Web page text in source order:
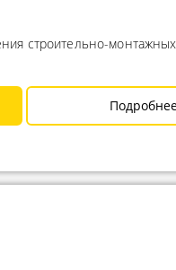
строительно-